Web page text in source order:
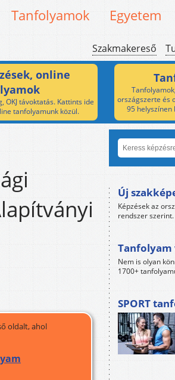
Tanfolyamok Egyetem
Szakmakereső
online
OKJ távoktatás. Kattints ide
tanfolyamunk közül.
országszerte és
95 helyszínen
oldalt, ahol
Új
Képzések az
rendszer szerint.
Tanfolyam
Nem is olyan
1700+
SPORT